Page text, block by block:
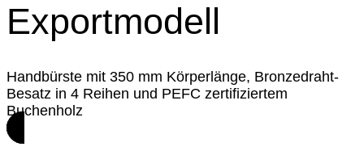
Exportmodell
Handbürste mit 350 mm Körperlänge, Bronzedraht-
Besatz in 4 Reihen und PEFC zertifiziertem
Buchenholz